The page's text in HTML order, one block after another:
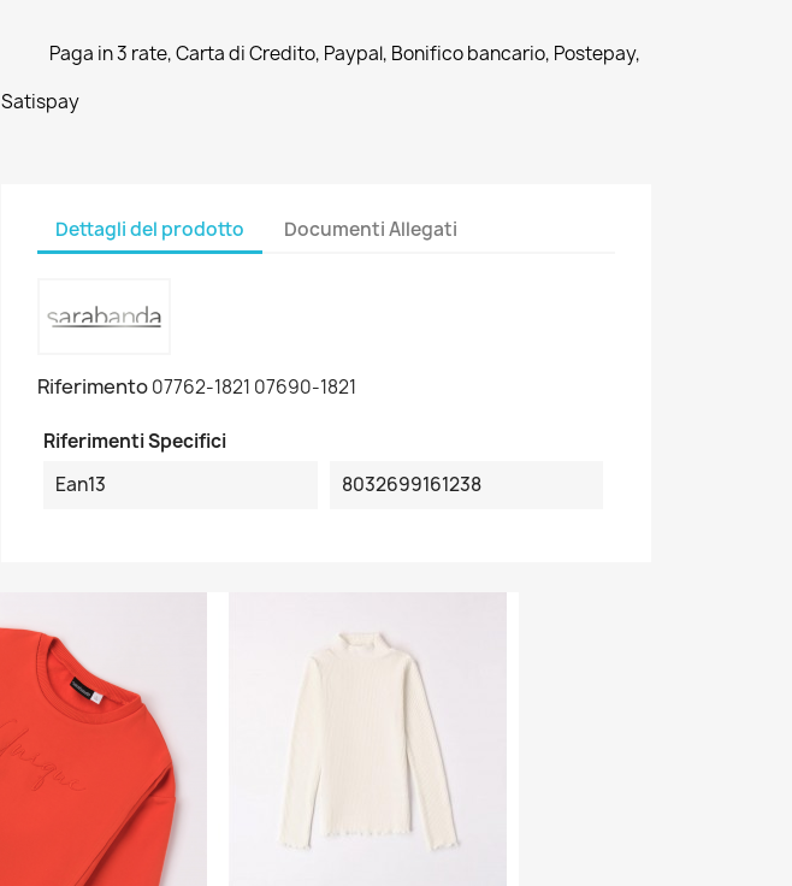
Paga in 3 rate, Carta di Credito, Paypal, Bonifico bancario, Postepay,
Satispay
Dettagli del prodotto Documenti Allegati
Riferimento07762-1821 07690-1821
Riferimenti Specifici
Ean13
8032699161238